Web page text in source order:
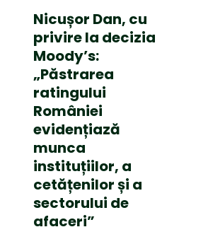
Nicușor Dan, cu
privire la decizia
Moody’s:
„Păstrarea
ratingului
României
evidențiază
munca
instituțiilor, a
cetățenilor și a
sectorului de
afaceri”